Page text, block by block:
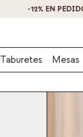
Taburetes Mesas